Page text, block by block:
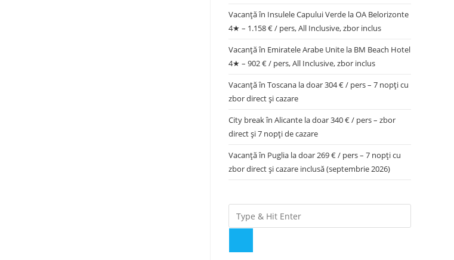
Vacanță în Insulele Capului Verde la OA Belorizonte
4★ – 1.158 € / pers, All Inclusive, zbor inclus
Vacanță în Emiratele Arabe Unite la BM Beach Hotel
4★ – 902 € / pers, All Inclusive, zbor inclus
Vacanță în Toscana la doar 304 € / pers – 7 nopți cu
zbor direct și cazare
City break în Alicante la doar 340 € / pers – zbor
direct și 7 nopți de cazare
Vacanță în Puglia la doar 269 € / pers – 7 nopți cu
zbor direct și cazare inclusă (septembrie 2026)